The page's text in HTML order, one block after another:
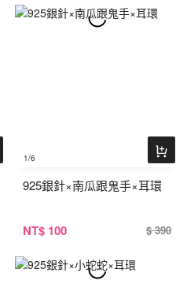
1/6
925銀針×南瓜跟鬼手×耳環
NT$ 100 $ 390